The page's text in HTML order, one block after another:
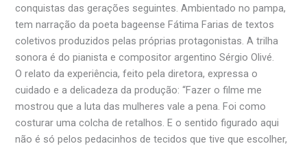
conquistas das gerações seguintes. Ambientado no pampa,
tem narração da poeta bageense Fátima Farias de textos
coletivos produzidos pelas próprias protagonistas. A trilha
sonora é do pianista e compositor argentino Sérgio Olivé.
O relato da experiência, feito pela diretora, expressa o
cuidado e a delicadeza da produção: “Fazer o filme me
mostrou que a luta das mulheres vale a pena. Foi como
costurar uma colcha de retalhos. E o sentido figurado aqui
não é só pelos pedacinhos de tecidos que tive que escolher,